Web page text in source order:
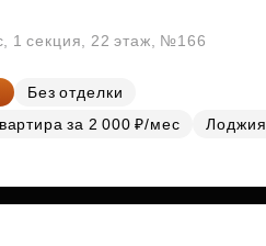
1 секция, 22 этаж, №166
Без отделки
за 2 000 ₽/мес
Лоджия